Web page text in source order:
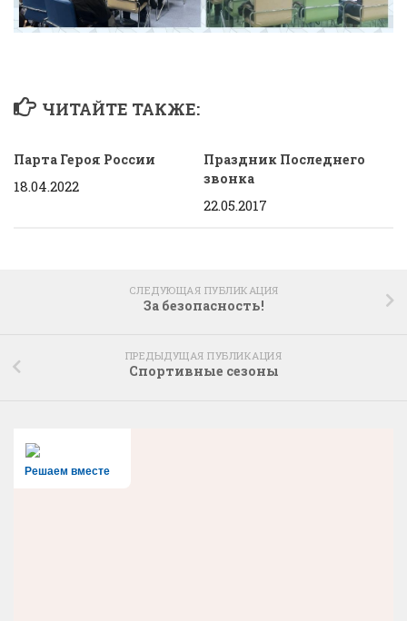
ЧИТАЙТЕ ТАКЖЕ:
Парта Героя России
18.04.2022
Праздник Последнего
звонка
22.05.2017
СЛЕДУЮЩАЯ ПУБЛИКАЦИЯ
За безопасность!
ПРЕДЫДУЩАЯ ПУБЛИКАЦИЯ
Спортивные сезоны
Решаем вместе